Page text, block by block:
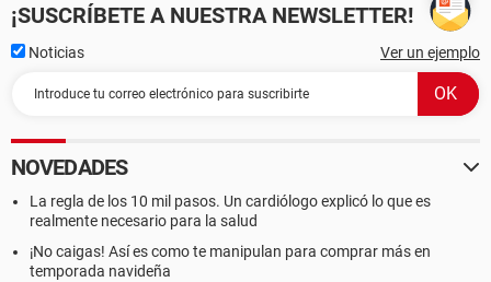
¡SUSCRÍBETE A NUESTRA NEWSLETTER!
Noticias Ver un ejemplo
NOVEDADES
La regla de los 10 mil pasos. Un cardiólogo explicó lo que es
realmente necesario para la salud
¡No caigas! Así es como te manipulan para comprar más en
temporada navideña